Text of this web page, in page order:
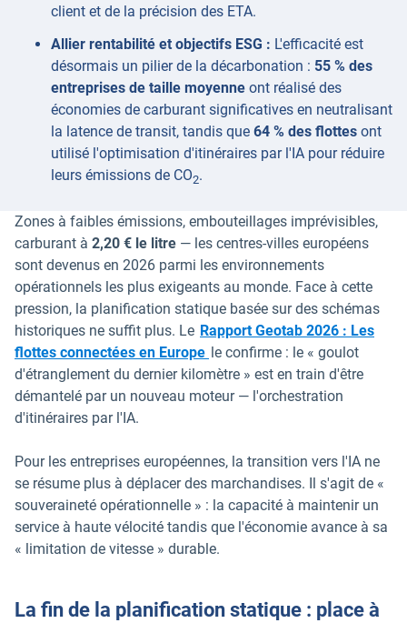
client et de la précision des ETA.
Allier rentabilité et objectifs ESG : L'efficacité est
désormais un pilier de la décarbonation : 55 % des
entreprises de taille moyenne ont réalisé des
économies de carburant significatives en neutralisant
la latence de transit, tandis que 64 % des flottes ont
utilisé l'optimisation d'itinéraires par l'IA pour réduire
leurs émissions de CO2.
Zones à faibles émissions, embouteillages imprévisibles,
carburant à 2,20 € le litre — les centres-villes européens
sont devenus en 2026 parmi les environnements
opérationnels les plus exigeants au monde. Face à cette
pression, la planification statique basée sur des schémas
historiques ne suffit plus. Le Rapport Geotab 2026 : Les
flottes connectées en Europe le confirme : le « goulot
d'étranglement du dernier kilomètre » est en train d'être
démantelé par un nouveau moteur — l'orchestration
d'itinéraires par l'IA.
Pour les entreprises européennes, la transition vers l'IA ne
se résume plus à déplacer des marchandises. Il s'agit de «
souveraineté opérationnelle » : la capacité à maintenir un
service à haute vélocité tandis que l'économie avance à sa
« limitation de vitesse » durable.
La fin de la planification statique : place à